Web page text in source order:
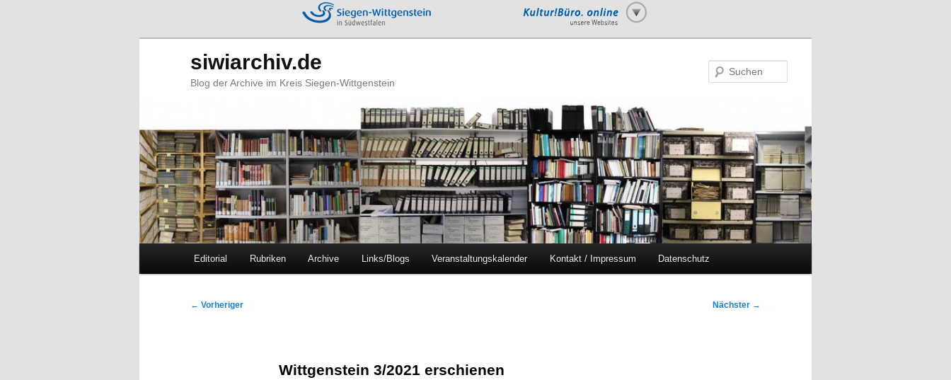
siwiarchiv.de
Blog der Archive im Kreis Siegen-Wittgenstein
Zum
Zum
Editorial Rubriken Archive Links/Blogs Veranstaltungskalender Kontakt / Impressum Datenschutz
Beitragsnavigation
← Vorheriger Nächster →
Wittgenstein 3/2021 erschienen